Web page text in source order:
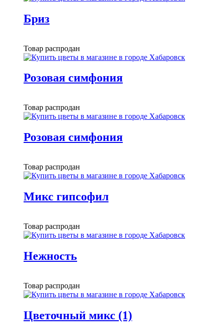
Бриз
Товар распродан
Розовая симфония
Товар распродан
Розовая симфония
Товар распродан
Микс гипсофил
Товар распродан
Нежность
Товар распродан
Цветочный микс (1)